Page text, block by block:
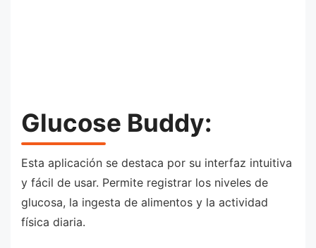
Glucose Buddy:
Esta aplicación se destaca por su interfaz intuitiva
y fácil de usar. Permite registrar los niveles de
glucosa, la ingesta de alimentos y la actividad
física diaria.